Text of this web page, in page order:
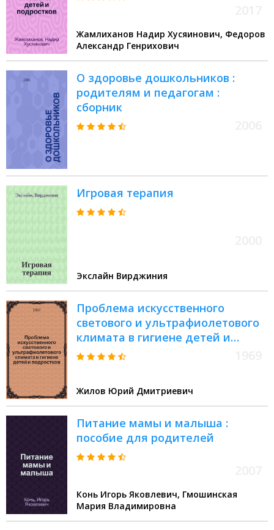
Жамлиханов Надир Хусяинович, Федоров
Александр Генрихович
О здоровье дошкольников :
родителям и педагогам :
сборник
Игровая терапия
Экслайн Вирджиния
Проблема искусственного
светового и ультрафиолетового
климата в гигиене детей и
подростков : Автореф. дис. на
Жилов Юрий Дмитриевич
Питание мамы и малыша :
пособие для родителей
Конь Игорь Яковлевич, Гмошинская
Мария Владимировна